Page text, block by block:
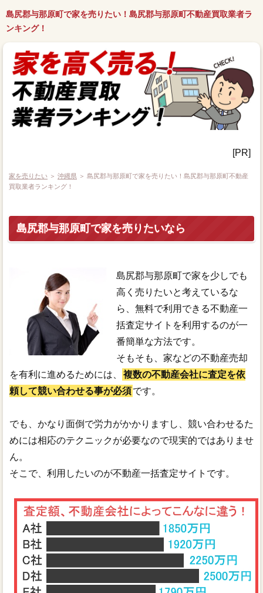
島尻郡与那原町で家を売りたい！島尻郡与那原町不動産買取業者ラ
ンキング！
[PR]
家を売りたい ＞ 沖縄県 ＞ 島尻郡与那原町で家を売りたい！島尻郡与那原町不動産
買取業者ランキング！
島尻郡与那原町で家を売りたいなら
島尻郡与那原町で家を少しでも
高く売りたいと考えているな
ら、無料で利用できる不動産一
括査定サイトを利用するのが一
番簡単な方法です。
そもそも、家などの不動産売却
を有利に進めるためには、
複数の不動産会社に査定を依
頼して競い合わせる事が必須です。
でも、かなり面倒で労力がかかりますし、競い合わせるた
めには相応のテクニックが必要なので現実的ではありませ
ん。
そこで、利用したいのが不動産一括査定サイトです。